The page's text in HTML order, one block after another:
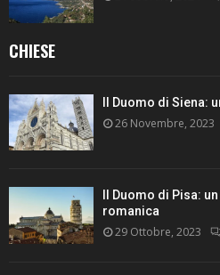
CHIESE
Il Duomo di Siena:
26 Novembre, 2023
Il Duomo di Pisa:
romanica
29 Ottobre, 2023